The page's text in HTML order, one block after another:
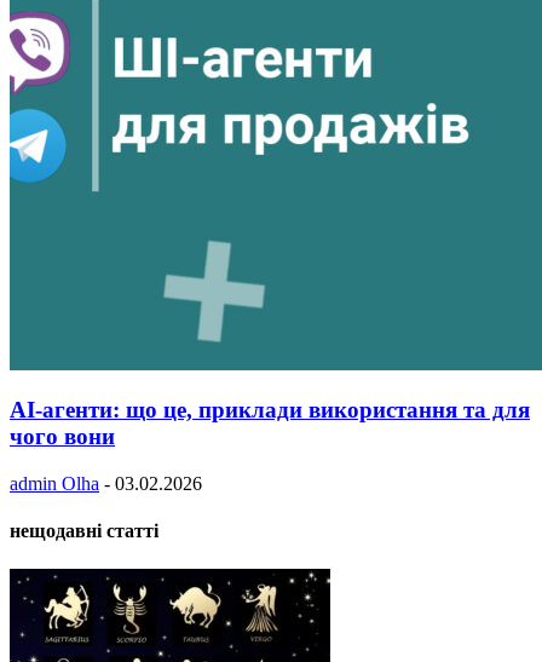
AI-агенти: що це, приклади використання та для
чого вони
admin Olha - 03.02.2026
нещодавні статті